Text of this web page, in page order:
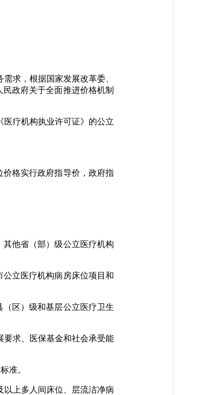
求，根据国家发展改革委、
政府关于全面推进价格机制
疗机构执业许可证》的公立
格实行政府指导价，政府指
他省（部）级公立医疗机构
立医疗机构病房床位项目和
区）级和基层公立医疗卫生
要求、医保基金和社会承受能
准。
上多人间床位、层流洁净病